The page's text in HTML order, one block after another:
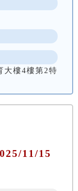
大樓4樓第2特
11/15